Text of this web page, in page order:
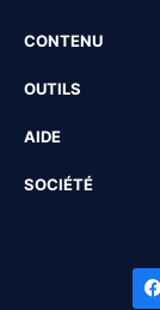
CONTENU
OUTILS
AIDE
SOCIÉTÉ